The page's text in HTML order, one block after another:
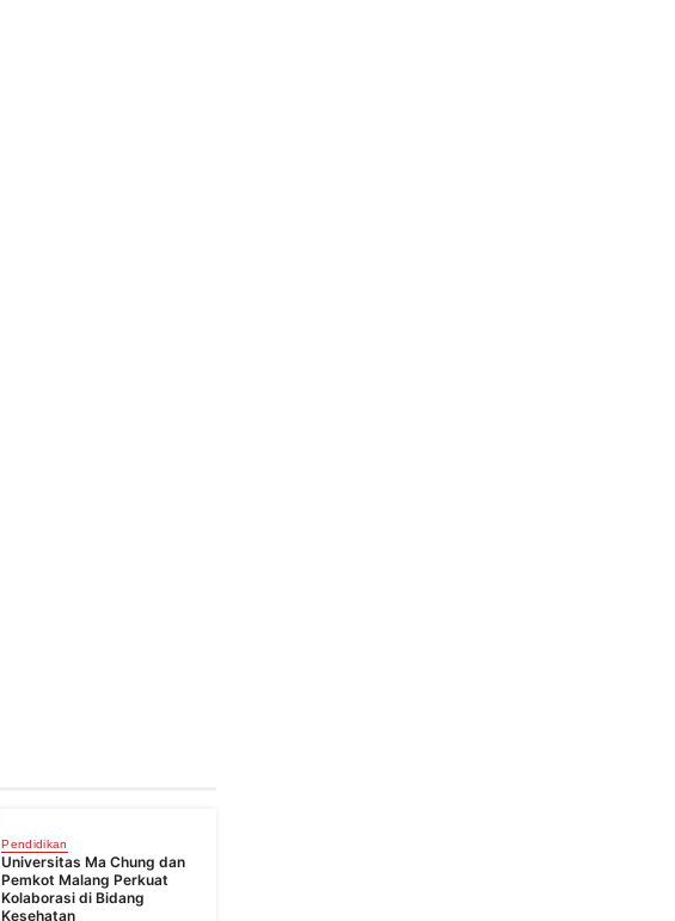
Pendidikan
Universitas Ma Chung dan
Pemkot Malang Perkuat
Kolaborasi di Bidang
Kesehatan